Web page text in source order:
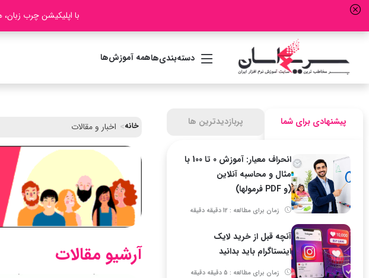
با اپلیکیشن چرب زبان، هر زبانی رو در
دسته‌بندی‌هاهمه آموزش‌ها
پیشنهادی برای شما پربازدیدترین ها
انحراف معیار: آموزش 0 تا 100 با
مثال و محاسبه آنلاین
(و PDF فرمولها)
زمان برای مطالعه : 12 دقیقه دقیقه
آنچه قبل از خرید لایک
اینستاگرام باید بدانید
زمان برای مطالعه : 5 دقیقه دقیقه
خانه اخبار و مقالات
آرشیو مقالات